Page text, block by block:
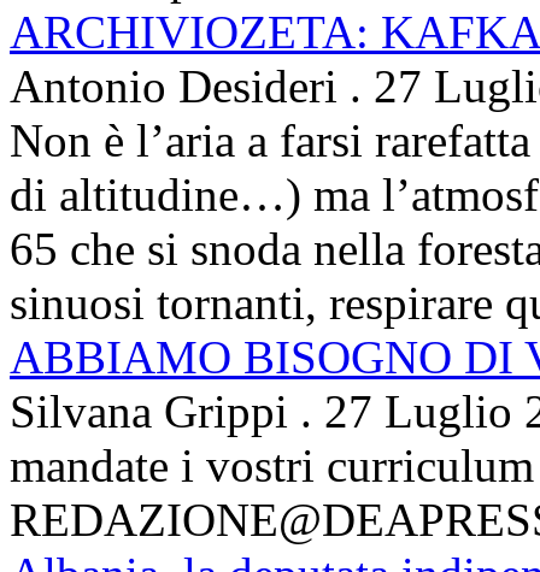
ARCHIVIOZETA:
Antonio Desideri . 27
Non è l’aria a farsi
di altitudine…) ma
65 che si snoda nella
sinuosi tornanti, respirare
ABBIAMO BISOGNO DI
Silvana Grippi . 27 Luglio
mandate i vostri